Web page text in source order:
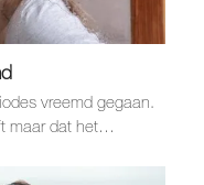
vreemd gegaan.
maar dat het…